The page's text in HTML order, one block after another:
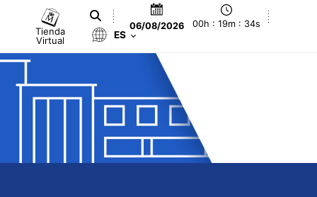
Tienda
Virtual
06/08/2026 00h : 19m : 34s
ES